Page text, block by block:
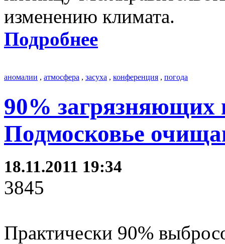
изменению климата.
Подробнее
аномалии , атмосфера , засуха , конференция , погода
90% загрязняющих
Подмосковье
18.11.2011 19:34
3845
Практически 90%